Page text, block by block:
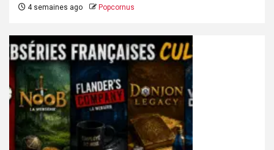
4 semaines ago Popcornus